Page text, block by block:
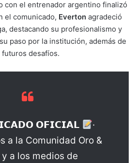
con el entrenador argentino finalizó
el comunicado, Everton agradeció
destacando su profesionalismo y
paso por la institución, además de
desafíos.
𝗢𝗙𝗜𝗖𝗜𝗔𝗟
·
a la Comunidad Oro &
y a los medios de